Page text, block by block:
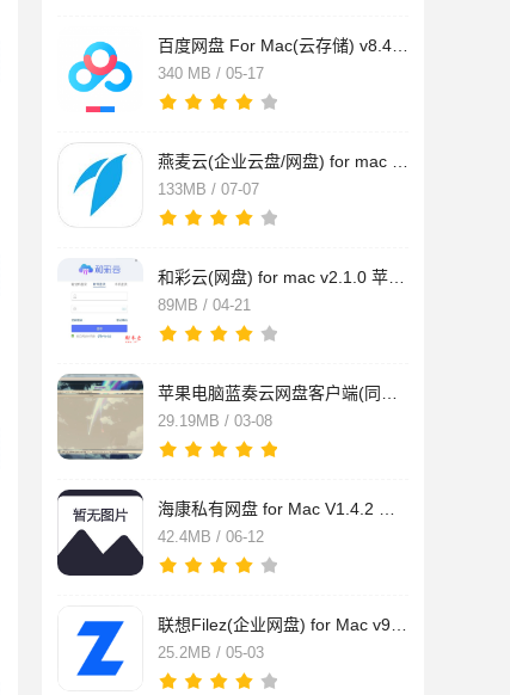
340 MB / 05-17
133MB / 07-07
89MB / 04-21
29.19MB / 03-08
42.4MB / 06-12
25.2MB / 05-03